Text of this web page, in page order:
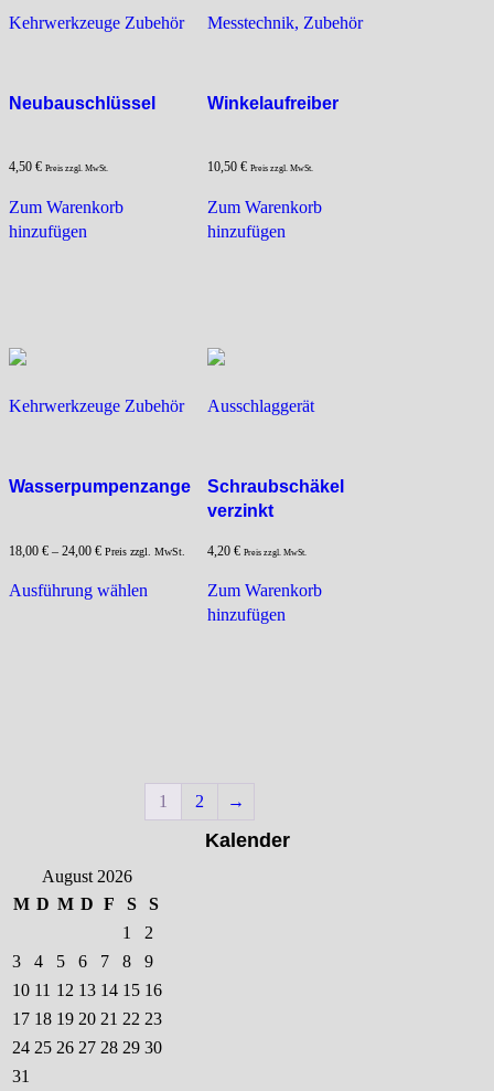
Kehrwerkzeuge Zubehör
Neubauschlüssel
4,50 € Preis zzgl. MwSt.
Zum Warenkorb
hinzufügen
Messtechnik, Zubehör
Winkelaufreiber
10,50 € Preis zzgl. MwSt.
Zum Warenkorb
hinzufügen
Kehrwerkzeuge Zubehör
Wasserpumpenzange
18,00 € – 24,00 € Preis zzgl. MwSt.
Ausführung wählen
Produkt
auf
der
Produktseite
werden
Ausschlaggerät
Schraubschäkel
verzinkt
4,20 € Preis zzgl. MwSt.
Zum Warenkorb
hinzufügen
1 2 →
Kalender
August 2026
M D M D F S
S
1
2
3
4 5 6 7 8
9
10 11 12 13 14 15 16
17 18 19 20 21 22 23
24 25 26 27 28 29 30
31